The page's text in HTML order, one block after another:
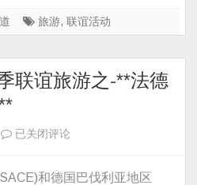
心
旅
行
旅游, 联谊活动
联谊旅游之-**法德
2023
ACPB
已关闭评论
和德国巴伐利亚地区